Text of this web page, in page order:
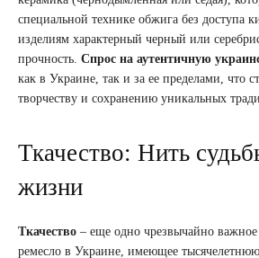
специальной технике обжига без доступа
изделиям характерный черный или
прочность. Спрос на аутентичную
как в Украине, так и за ее пределами, что
творчеству и сохранению уникальных
Ткачество: Нить
жизни
Ткачество – еще одно чрезвычайно важное
ремесло в Украине, имеющее